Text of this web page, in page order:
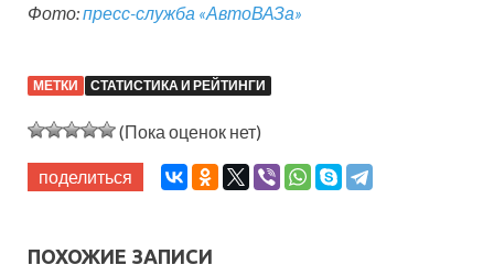
Фото:пресс-служба «АвтоВАЗа»
МЕТКИ СТАТИСТИКА И РЕЙТИНГИ
(Пока оценок нет)
поделиться
ПОХОЖИЕ ЗАПИСИ